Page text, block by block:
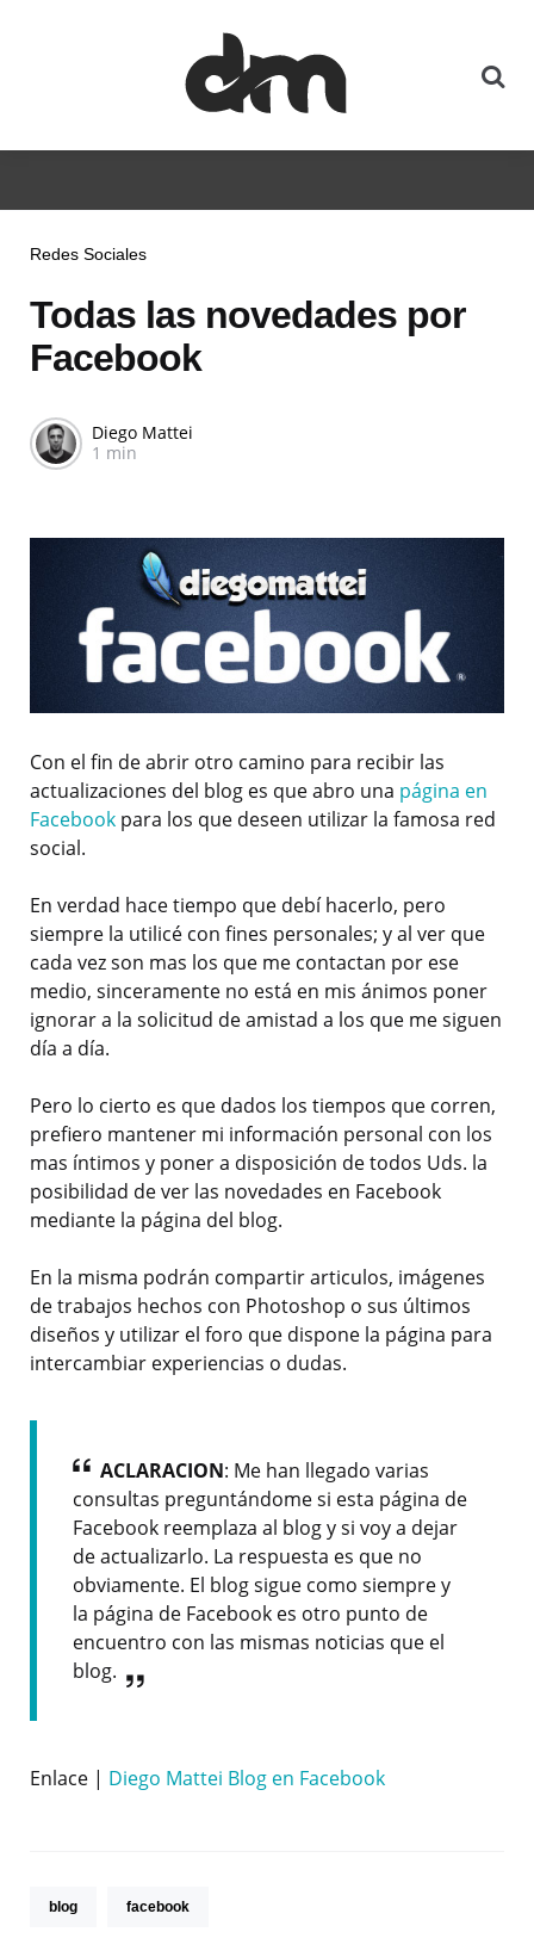
Redes Sociales
Todas las novedades por
Facebook
Diego Mattei
1 min
Con el fin de abrir otro camino para recibir las
actualizaciones del blog es que abro una página en
Facebook para los que deseen utilizar la famosa red
social.
En verdad hace tiempo que debí hacerlo, pero
siempre la utilicé con fines personales; y al ver que
cada vez son mas los que me contactan por ese
medio, sinceramente no está en mis ánimos poner
ignorar a la solicitud de amistad a los que me siguen
día a día.
Pero lo cierto es que dados los tiempos que corren,
prefiero mantener mi información personal con los
mas íntimos y poner a disposición de todos Uds. la
posibilidad de ver las novedades en Facebook
mediante la página del blog.
En la misma podrán compartir articulos, imágenes
de trabajos hechos con Photoshop o sus últimos
diseños y utilizar el foro que dispone la página para
intercambiar experiencias o dudas.
ACLARACION: Me han llegado varias
consultas preguntándome si esta página de
Facebook reemplaza al blog y si voy a dejar
de actualizarlo. La respuesta es que no
obviamente. El blog sigue como siempre y
la página de Facebook es otro punto de
encuentro con las mismas noticias que el
blog.
Enlace | Diego Mattei Blog en Facebook
blog facebook